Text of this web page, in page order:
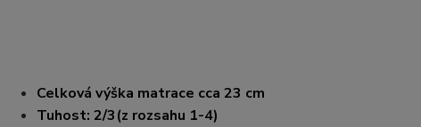
Celková výška matrace cca 23 cm
Tuhost: 2/3(z rozsahu 1-4)